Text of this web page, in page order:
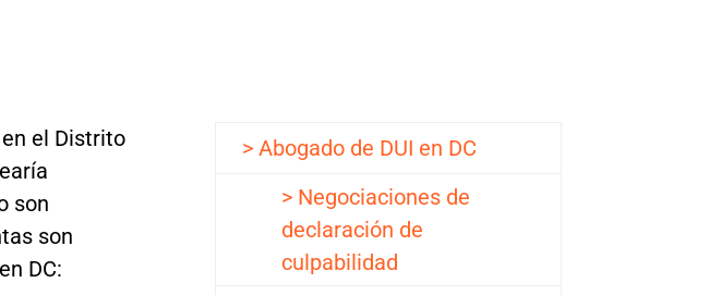
el Distrito
son
son
DC:
> Abogado de DUI en DC
> Negociaciones de
declaración de
culpabilidad